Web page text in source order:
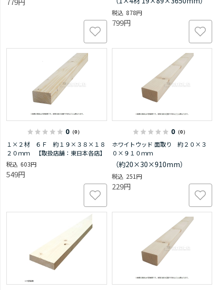
878円
799円
0 （0）
１×２材 ６Ｆ 約１９×３８×１８
２０ｍｍ 【取扱店舗：東日本各店】
603円
549円
0（0）
ホワイトウッド 面取り 約２０×３
０×９１０ｍｍ
（約20×30×910mm）
251円
229円